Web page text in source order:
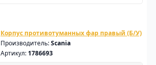
Корпус противотуманных фар правый (Б/У)
Производитель:Scania
Артикул: 1786693